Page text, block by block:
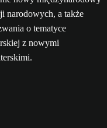
narodowych, a także
o tematyce
z nowymi